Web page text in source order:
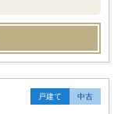
戸建て 中古